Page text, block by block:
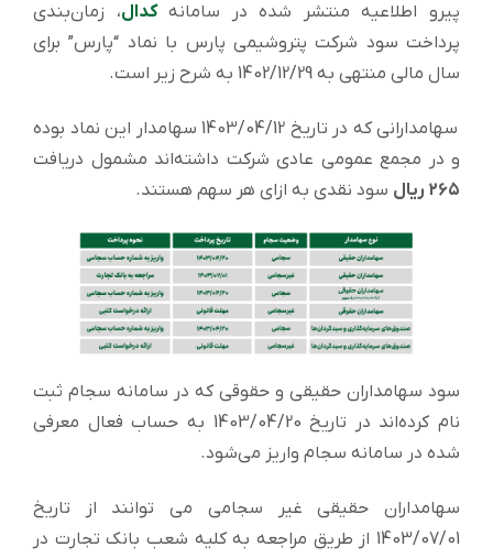
پیرو اطلاعیه منتشر شده در سامانه کدال، زمان‌بندی
پرداخت سود شرکت پتروشیمی پارس با نماد “پارس” برای
سال مالی منتهی به 1402/12/29 به شرح زیر است.
سهامدارانی که در تاریخ 1403/04/12 سهامدار این نماد بوده
و در مجمع عمومی عادی شرکت داشته‌اند مشمول دریافت
۲۶۵ ریال
سود نقدی به ازای هر سهم هستند.
سود سهامداران حقیقی و حقوقی که در سامانه سجام ثبت
نام کرده‌اند در تاریخ 1403/04/20 به حساب فعال معرفی
شده در سامانه سجام واریز می‌شود.
سهامداران حقیقی غیر سجامی می توانند از تاریخ
1403/07/01 از طریق مراجعه به کلیه شعب بانک تجارت در